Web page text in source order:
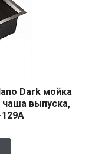
Dark мойка
чаша выпуска,